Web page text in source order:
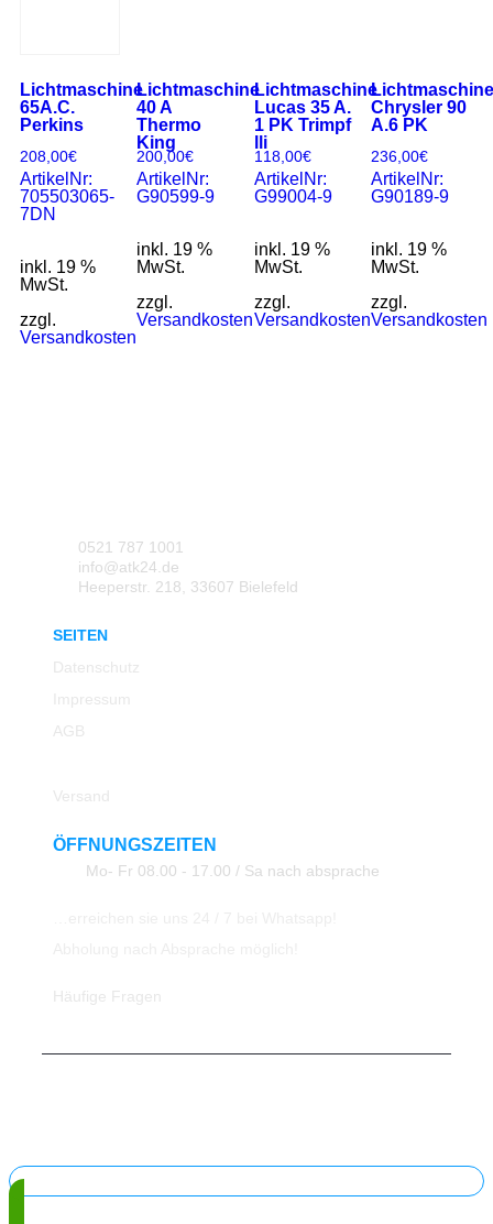
Lichtmaschine
65A.C.
Perkins
208,00€
ArtikelNr:
705503065-
7DN
inkl. 19 %
MwSt.
zzgl.
Versandkosten
Lichtmaschine
40 A
Thermo
King
200,00€
ArtikelNr:
G90599-9
inkl. 19 %
MwSt.
zzgl.
Versandkosten
Lichtmaschine
Lucas 35 A.
1 PK Trimpf
lli
118,00€
ArtikelNr:
G99004-9
inkl. 19 %
MwSt.
zzgl.
Versandkosten
Chrysler 90
A.6 PK
236,00€
ArtikelNr:
G90189-9
inkl. 19 %
MwSt.
zzgl.
Versandkosten
0521 787 1001
info@atk24.de
Heeperstr. 218, 33607 Bielefeld
SEITEN
Datenschutz
Impressum
AGB
Versand
ÖFFNUNGSZEITEN
Mo- Fr 08.00 - 17.00 / Sa nach absprache
Häufige Fragen